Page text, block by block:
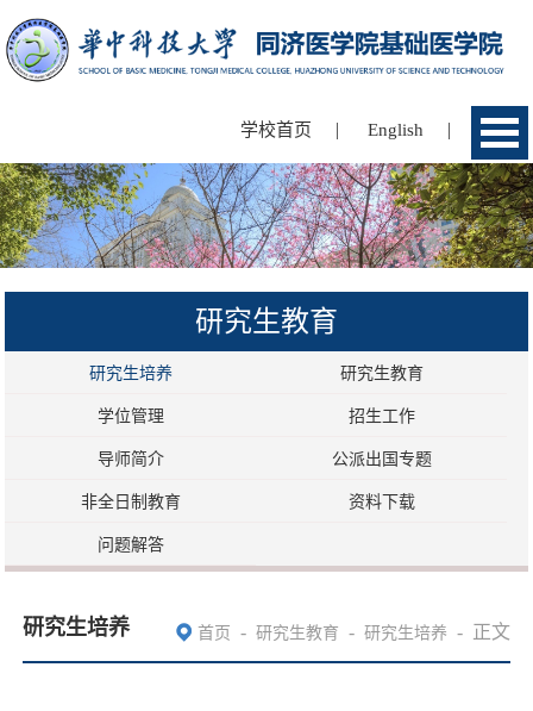
学校首页 | English |
研究生教育
研究生培养 研究生教育
学位管理 招生工作
导师简介 公派出国专题
非全日制教育 资料下载
问题解答
研究生培养 首页 - 研究生教育 - 研究生培养 - 正文